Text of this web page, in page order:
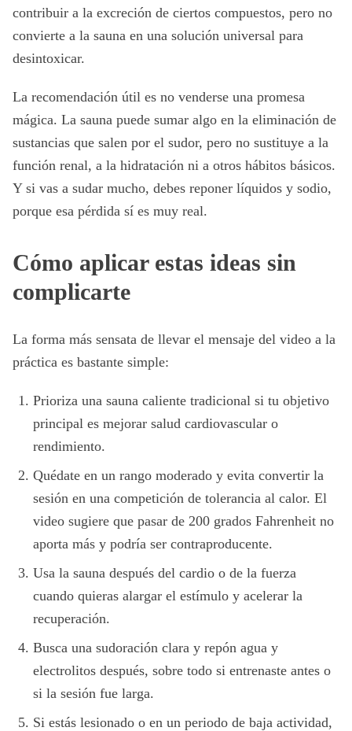
contribuir a la excreción de ciertos compuestos, pero no
convierte a la sauna en una solución universal para
desintoxicar.
La recomendación útil es no venderse una promesa
mágica. La sauna puede sumar algo en la eliminación de
sustancias que salen por el sudor, pero no sustituye a la
función renal, a la hidratación ni a otros hábitos básicos.
Y si vas a sudar mucho, debes reponer líquidos y sodio,
porque esa pérdida sí es muy real.
Cómo aplicar estas ideas sin
complicarte
La forma más sensata de llevar el mensaje del video a la
práctica es bastante simple:
Prioriza una sauna caliente tradicional si tu objetivo
principal es mejorar salud cardiovascular o
rendimiento.
Quédate en un rango moderado y evita convertir la
sesión en una competición de tolerancia al calor. El
video sugiere que pasar de 200 grados Fahrenheit no
aporta más y podría ser contraproducente.
Usa la sauna después del cardio o de la fuerza
cuando quieras alargar el estímulo y acelerar la
recuperación.
Busca una sudoración clara y repón agua y
electrolitos después, sobre todo si entrenaste antes o
si la sesión fue larga.
Si estás lesionado o en un periodo de baja actividad,